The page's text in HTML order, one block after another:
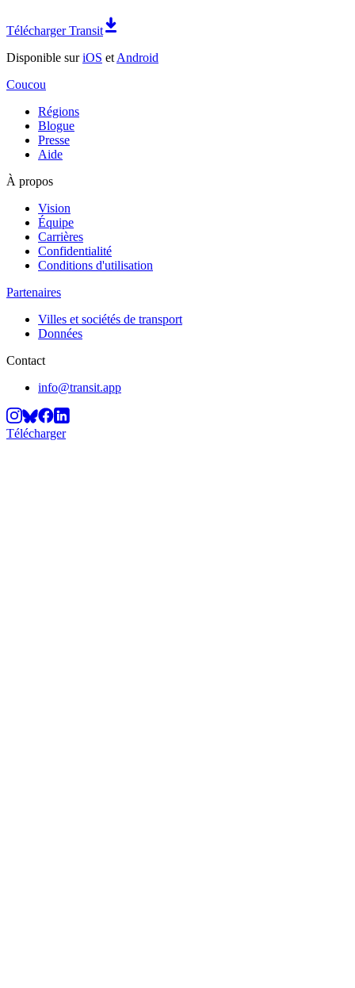
Télécharger Transit
Disponible suriOS et Android
Coucou
Régions
Blogue
Presse
Aide
À propos
Vision
Équipe
Carrières
Confidentialité
Conditions d'utilisation
Partenaires
Villes et sociétés de transport
Données
Contact
info@transit.app
Télécharger